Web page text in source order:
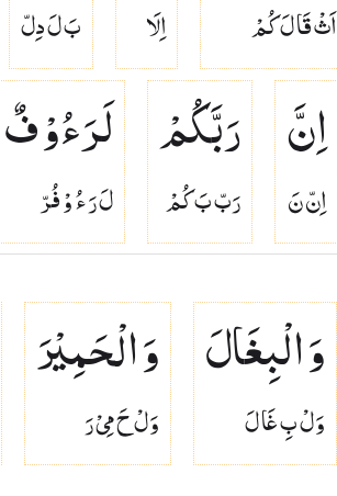
اَثْ قَا لَ كُمْ اِلَا بَ لَ دِلّ
اِنَّ
اِنّ نَ
رَبَّكُمْ
رَبّ بَ كُمْ
لَرَءُوْفٌ
لَ رَ ءُ وْ فُرّ
وَ الْبِغَالَ
وَلْ بِ غَا لَ
وَ الْحَمِیْرَ
وَلْ حَ مِىْ رَ